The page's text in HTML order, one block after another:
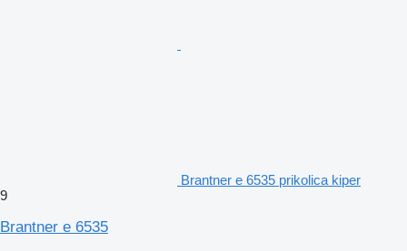
Brantner e 6535 prikolica kiper
9
Brantner e 6535